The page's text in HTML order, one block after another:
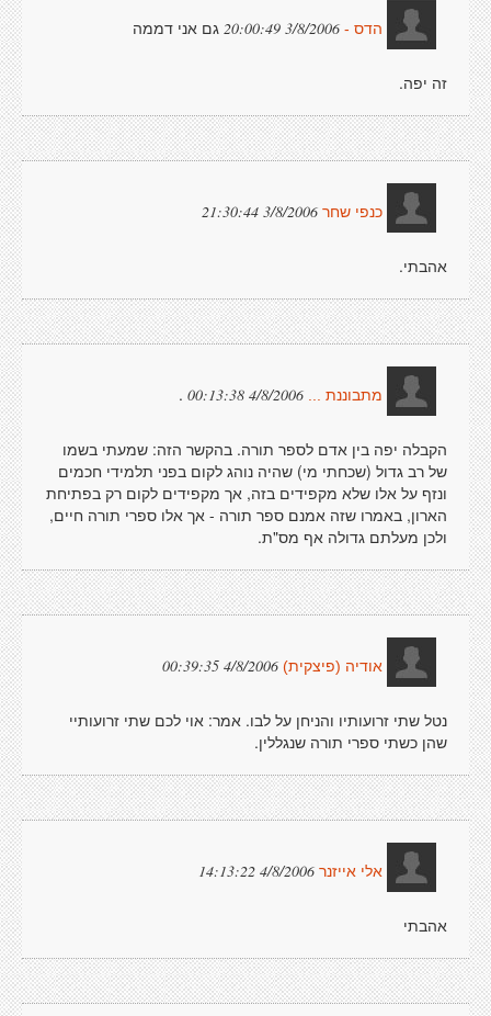
הדס - 3/8/2006 20:00:49 גם אני דממה
זה יפה.
כנפי שחר 3/8/2006 21:30:44
אהבתי.
מתבוננת ... 4/8/2006 00:13:38
.
הקבלה יפה בין אדם לספר תורה. בהקשר הזה: שמעתי בשמו
של רב גדול (שכחתי מי) שהיה נוהג לקום בפני תלמידי חכמים
ונזף על אלו שלא מקפידים בזה, אך מקפידים לקום רק בפתיחת
הארון, באמרו שזה אמנם ספר תורה - אך אלו ספרי תורה חיים,
ולכן מעלתם גדולה אף מס"ת.
אודיה (פיצקית) 4/8/2006 00:39:35
נטל שתי זרועותיו והניחן על לבו. אמר: אוי לכם שתי זרועותיי
שהן כשתי ספרי תורה שנגללין.
אלי אייזנר 4/8/2006 14:13:22
אהבתי